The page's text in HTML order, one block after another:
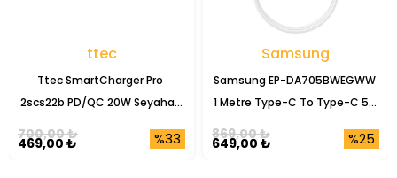
ttec
Ttec SmartCharger Pro
2scs22b PD/QC 20W Seyahat
%33
469,00 ₺
700,00 ₺
Samsung
Samsung EP-DA705BWEGWW
1 Metre Type-C To Type-C 5A
%25
649,00 ₺
869,00 ₺